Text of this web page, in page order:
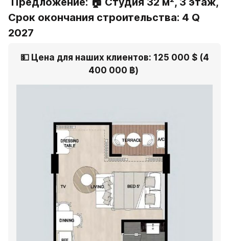
Срок окончания строительства: 4 Q
2027
400 000 ฿)